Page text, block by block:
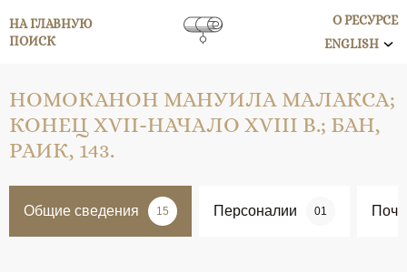
НА ГЛАВНУЮ
ПОИСК
О РЕСУРСЕ
ENGLISH
НОМОКАНОН МАНУИЛА МАЛАКСА;
КОНЕЦ XVII-НАЧАЛО XVIII В.; БАН,
РАИК, 143.
Общие сведения 15 Персоналии 01